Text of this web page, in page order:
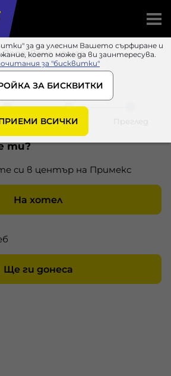
за да улесним Вашето сърфиране и
което може да ви заинтересува.
за "бисквитки"
ЗА БИСКВИТКИ
ВСИЧКИ
Запазване на час
час
Данни Преглед
ти?
си в център на Примекс
На хотел
Ще ги донеса